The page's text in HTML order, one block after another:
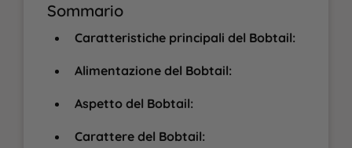
Sommario
Caratteristiche principali del Bobtail:
Alimentazione del Bobtail:
Aspetto del Bobtail:
Carattere del Bobtail: